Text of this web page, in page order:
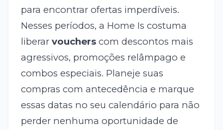
para encontrar ofertas imperdíveis.
Nesses períodos, a Home Is costuma
liberar voucherscom descontos mais
agressivos, promoções relâmpago e
combos especiais. Planeje suas
compras com antecedência e marque
essas datas no seu calendário para não
perder nenhuma oportunidade de